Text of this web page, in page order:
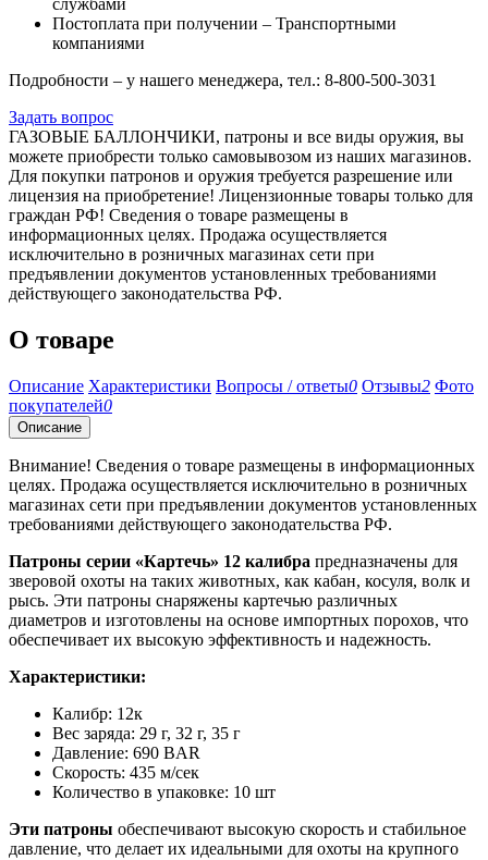
службами
Постоплата при получении – Транспортными
компаниями
Подробности – у нашего менеджера, тел.: 8-800-500-3031
Задать вопрос
ГАЗОВЫЕ БАЛЛОНЧИКИ, патроны и все виды оружия, вы
можете приобрести только самовывозом из наших магазинов.
Для покупки патронов и оружия требуется разрешение или
лицензия на приобретение! Лицензионные товары только для
граждан РФ! Сведения о товаре размещены в
информационных целях. Продажа осуществляется
исключительно в розничных магазинах сети при
предъявлении документов установленных требованиями
действующего законодательства РФ.
О товаре
Описание Характеристики Вопросы / ответы0 Отзывы2 Фото
покупателей0
Описание
Внимание! Сведения о товаре размещены в информационных
целях. Продажа осуществляется исключительно в розничных
магазинах сети при предъявлении документов установленных
требованиями действующего законодательства РФ.
Патроны серии «Картечь» 12 калибра предназначены для
зверовой охоты на таких животных, как кабан, косуля, волк и
рысь. Эти патроны снаряжены картечью различных
диаметров и изготовлены на основе импортных порохов, что
обеспечивает их высокую эффективность и надежность.
Характеристики:
Калибр: 12к
Вес заряда: 29 г, 32 г, 35 г
Давление: 690 BAR
Скорость: 435 м/сек
Количество в упаковке: 10 шт
Эти патроны обеспечивают высокую скорость и стабильное
давление, что делает их идеальными для охоты на крупного